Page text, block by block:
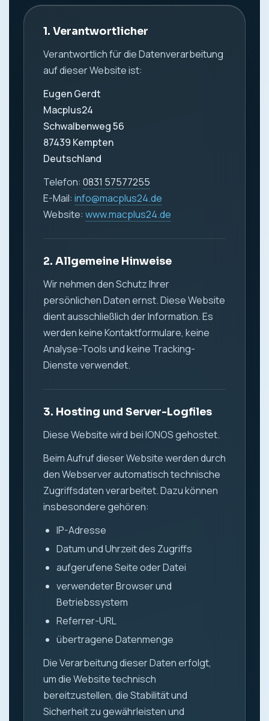
1. Verantwortlicher
Verantwortlich für die Datenverarbeitung
auf dieser Website ist:
Eugen Gerdt
Macplus24
Schwalbenweg 56
87439 Kempten
Deutschland
Telefon: 0831 57577255
E-Mail: info@macplus24.de
Website: www.macplus24.de
2. Allgemeine Hinweise
Wir nehmen den Schutz Ihrer
persönlichen Daten ernst. Diese Website
dient ausschließlich der Information. Es
werden keine Kontaktformulare, keine
Analyse-Tools und keine Tracking-
Dienste verwendet.
3. Hosting und Server-Logfiles
Diese Website wird bei IONOS gehostet.
Beim Aufruf dieser Website werden durch
den Webserver automatisch technische
Zugriffsdaten verarbeitet. Dazu können
insbesondere gehören:
IP-Adresse
Datum und Uhrzeit des Zugriffs
aufgerufene Seite oder Datei
verwendeter Browser und
Betriebssystem
Referrer-URL
übertragene Datenmenge
Die Verarbeitung dieser Daten erfolgt,
um die Website technisch
bereitzustellen, die Stabilität und
Sicherheit zu gewährleisten und